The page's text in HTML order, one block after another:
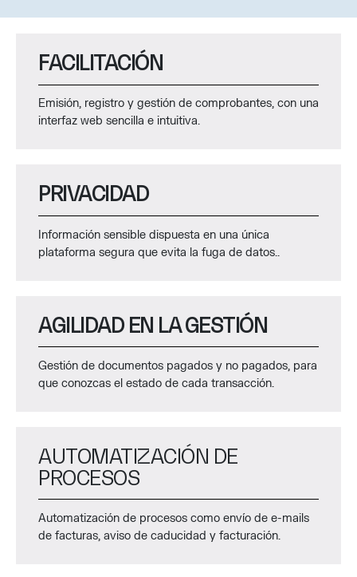
FACILITACIÓN
Emisión, registro y gestión de comprobantes, con una
interfaz web sencilla e intuitiva.
PRIVACIDAD
Información sensible dispuesta en una única
plataforma segura que evita la fuga de datos..
AGILIDAD EN LA GESTIÓN
Gestión de documentos pagados y no pagados, para
que conozcas el estado de cada transacción.
AUTOMATIZACIÓN DE
PROCESOS
Automatización de procesos como envío de e-mails
de facturas, aviso de caducidad y facturación.